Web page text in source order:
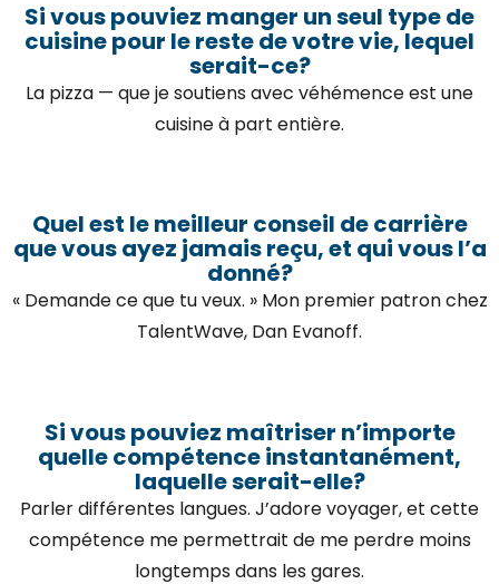
Si vous pouviez manger un seul type de
cuisine pour le reste de votre vie, lequel
serait-ce?
La pizza — que je soutiens avec véhémence est une
cuisine à part entière.
Quel est le meilleur conseil de carrière
que vous ayez jamais reçu, et qui vous l’a
donné?
« Demande ce que tu veux. » Mon premier patron chez
TalentWave, Dan Evanoff.
Si vous pouviez maîtriser n’importe
quelle compétence instantanément,
laquelle serait-elle?
Parler différentes langues. J’adore voyager, et cette
compétence me permettrait de me perdre moins
longtemps dans les gares.